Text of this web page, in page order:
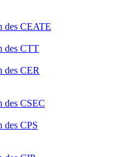
des CEATE
des CTT
des CER
des CSEC
des CPS